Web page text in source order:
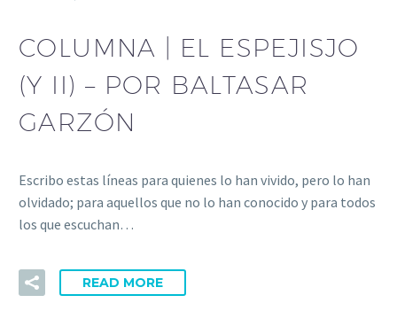
COLUMNA | EL ESPEJISJO
(Y II) – POR BALTASAR
GARZÓN
Escribo estas líneas para quienes lo han vivido, pero lo han
olvidado; para aquellos que no lo han conocido y para todos
los que escuchan…
READ MORE